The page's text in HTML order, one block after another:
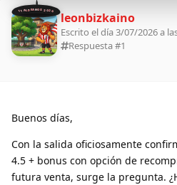
11 ALDEANOS 2026 leonbizkaino
Escrito el día 3/07/2026 a
Respuesta #1
Buenos días,
Con la salida oficiosamente
4.5 + bonus con opción de
futura venta, surge la pregunta.